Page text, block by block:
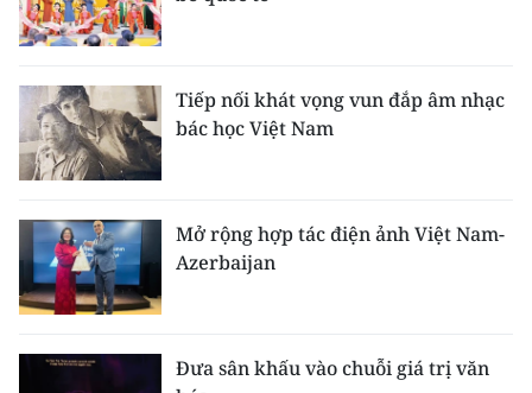
Tiếp nối khát vọng vun đắp âm nhạc
bác học Việt Nam
Mở rộng hợp tác điện ảnh Việt Nam-
Azerbaijan
Đưa sân khấu vào chuỗi giá trị văn